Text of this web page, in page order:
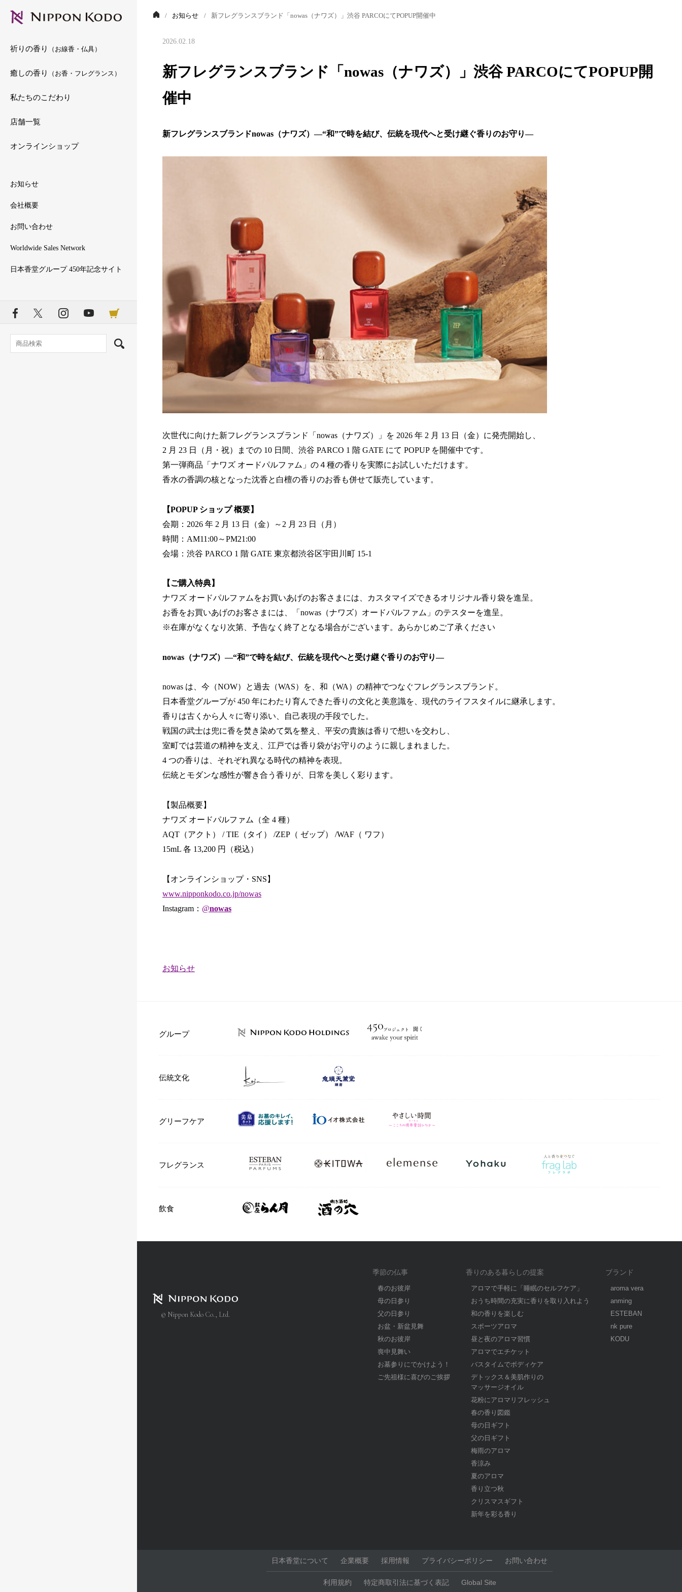
祈りの香り （お線香・仏具）
癒しの香り （お香・フレグランス）
私たちのこだわり
店舗一覧
オンラインショップ
お知らせ
会社概要
お問い合わせ
Worldwide Sales Network
日本香堂グループ 450年記念サイト
お知らせ 新フレグランスブランド「nowas（ナワズ）」渋谷 PARCOにてPOPUP開催中
2026.02.18
新フレグランスブランド「nowas（ナワズ）」渋谷 PARCOにてPOPUP開
催中
新フレグランスブランドnowas（ナワズ）―“和”で時を結び、伝統を現代へと受け継ぐ香りのお守り―
次世代に向けた新フレグランスブランド「nowas（ナワズ）」を 2026 年 2 月 13 日（金）に発売開始し、
2 月 23 日（月・祝）までの 10 日間、渋谷 PARCO 1 階 GATE にて POPUP を開催中です。
第一弾商品「ナワズ オードパルファム」の４種の香りを実際にお試しいただけます。
香水の香調の核となった沈香と白檀の香りのお香も併せて販売しています。
【POPUP ショップ 概要】
会期：2026 年 2 月 13 日（金）～2 月 23 日（月）
時間：AM11:00～PM21:00
会場：渋谷 PARCO 1 階 GATE 東京都渋谷区宇田川町 15-1
【ご購入特典】
ナワズ オードパルファムをお買いあげのお客さまには、カスタマイズできるオリジナル香り袋を進呈。
お香をお買いあげのお客さまには、「nowas（ナワズ）オードパルファム」のテスターを進呈。
※在庫がなくなり次第、予告なく終了となる場合がございます。あらかじめご了承ください
nowas（ナワズ）―“和”で時を結び、伝統を現代へと受け継ぐ香りのお守り―
nowas は、今（NOW）と過去（WAS）を、和（WA）の精神でつなぐフレグランスブランド。
日本香堂グループが 450 年にわたり育んできた香りの文化と美意識を、現代のライフスタイルに継承します。
香りは古くから人々に寄り添い、自己表現の手段でした。
戦国の武士は兜に香を焚き染めて気を整え、平安の貴族は香りで想いを交わし、
室町では芸道の精神を支え、江戸では香り袋がお守りのように親しまれました。
4 つの香りは、それぞれ異なる時代の精神を表現。
伝統とモダンな感性が響き合う香りが、日常を美しく彩ります。
【製品概要】
ナワズ オードパルファム（全 4 種）
AQT（アクト） / TIE（タイ） /ZEP（ ゼップ） /WAF（ ワフ）
15mL 各 13,200 円（税込）
【オンラインショップ・SNS】
www.nipponkodo.co.jp/nowas
Instagram： @nowas
カ
お知らせ
グループ
伝統文化
グリーフケア
フレグランス
飲食
© Nippon Kodo Co., Ltd.
季節の仏事
春のお彼岸
母の日参り
父の日参り
お盆・新盆見舞
秋のお彼岸
喪中見舞い
お墓参りにでかけよう！
ご先祖様に喜びのご挨拶
香りのある暮らしの提案
アロマで手軽に「睡眠のセルフケア」
おうち時間の充実に香りを取り入れよう
和の香りを楽しむ
スポーツアロマ
昼と夜のアロマ習慣
アロマでエチケット
バスタイムでボディケア
デトックス＆美肌作りの
マッサージオイル
花粉にアロマリフレッシュ
春の香り図鑑
母の日ギフト
父の日ギフト
梅雨のアロマ
香涼み
夏のアロマ
香り立つ秋
クリスマスギフト
新年を彩る香り
ブランド
aroma vera
anming
ESTEBAN
nk pure
KODU
日本香堂について 企業概要 採用情報 プライバシーポリシー お問い合わせ
利用規約 特定商取引法に基づく表記 Global Site